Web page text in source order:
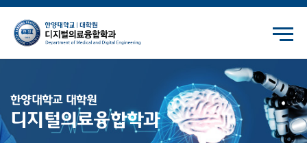
한양대학교 대학원
디지털의료융합학과